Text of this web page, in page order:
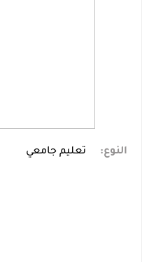
النوع: تعليم جامعي